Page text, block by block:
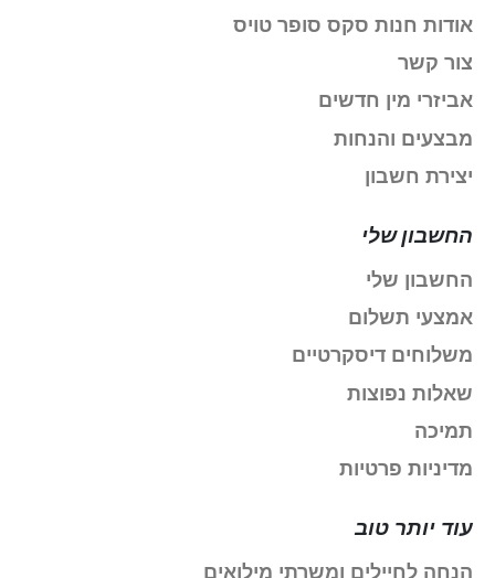
אודות חנות סקס סופר טויס
צור קשר
אביזרי מין חדשים
מבצעים והנחות
יצירת חשבון
החשבון שלי
החשבון שלי
אמצעי תשלום
משלוחים דיסקרטיים
שאלות נפוצות
תמיכה
מדיניות פרטיות
עוד יותר טוב
הנחה לחיילים ומשרתי מילואים